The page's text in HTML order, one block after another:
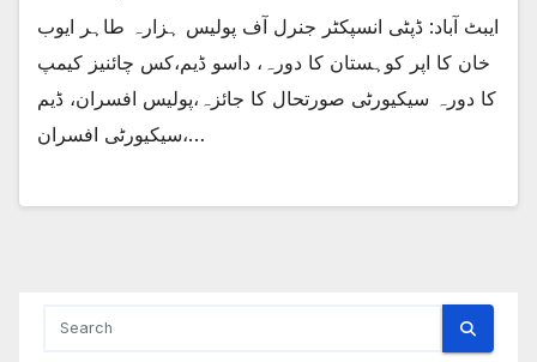
ایبٹ آباد: ڈپٹی انسپکٹر جنرل آف پولیس ہزارہ طاہر ایوب
خان کا اپر کوہستان کا دورہ، داسو ڈیم،کس چائنیز کیمپ
کا دورہ سیکیورٹی صورتحال کا جائزہ،پولیس افسران، ڈیم
سیکیورٹی افسران،…